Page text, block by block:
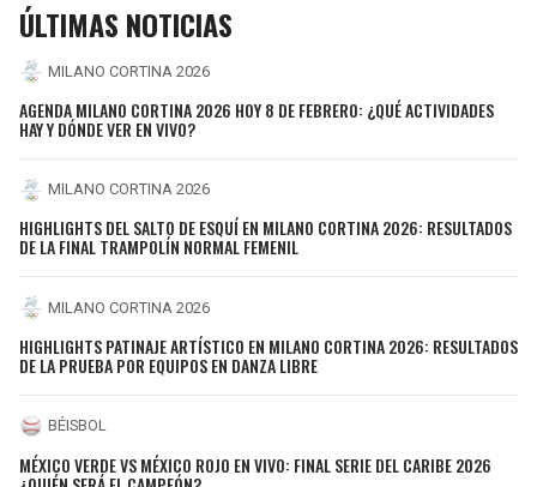
ÚLTIMAS NOTICIAS
MILANO CORTINA 2026
AGENDA MILANO CORTINA 2026 HOY 8 DE FEBRERO: ¿QUÉ ACTIVIDADES
HAY Y DÓNDE VER EN VIVO?
MILANO CORTINA 2026
HIGHLIGHTS DEL SALTO DE ESQUÍ EN MILANO CORTINA 2026: RESULTADOS
DE LA FINAL TRAMPOLÍN NORMAL FEMENIL
MILANO CORTINA 2026
HIGHLIGHTS PATINAJE ARTÍSTICO EN MILANO CORTINA 2026: RESULTADOS
DE LA PRUEBA POR EQUIPOS EN DANZA LIBRE
BÉISBOL
MÉXICO VERDE VS MÉXICO ROJO EN VIVO: FINAL SERIE DEL CARIBE 2026